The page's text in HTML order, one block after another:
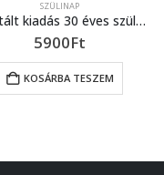
SZÜLINAP
5900
KOSÁRBA TESZEM